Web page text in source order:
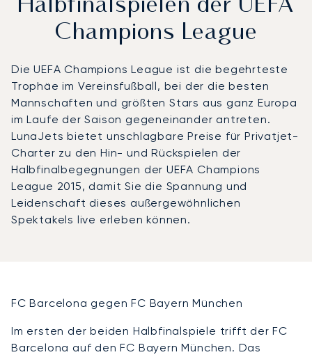
Halbfinalspielen der UEFA
Champions League
Die UEFA Champions League ist die begehrteste
Trophäe im Vereinsfußball, bei der die besten
Mannschaften und größten Stars aus ganz Europa
im Laufe der Saison gegeneinander antreten.
LunaJets bietet unschlagbare Preise für Privatjet-
Charter zu den Hin- und Rückspielen der
Halbfinalbegegnungen der UEFA Champions
League 2015, damit Sie die Spannung und
Leidenschaft dieses außergewöhnlichen
Spektakels live erleben können.
FC Barcelona gegen FC Bayern München
Im ersten der beiden Halbfinalspiele trifft der FC
Barcelona auf den FC Bayern München. Das